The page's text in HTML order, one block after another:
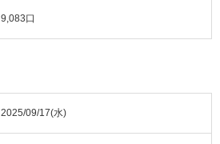
9,083口
2025/09/17(水)